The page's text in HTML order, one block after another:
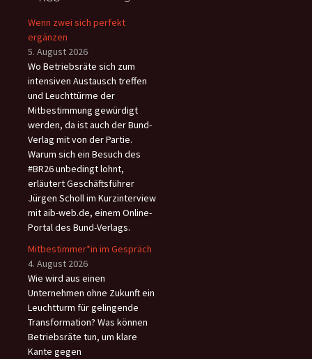
Wenn zwei sich perfekt
ergänzen
5. August 2026
Wo Betriebsräte sich zum
intensiven Austausch treffen
und Leuchttürme der
Mitbestimmung gewürdigt
werden, da ist auch der Bund-
Verlag mit von der Partie.
Warum sich ein Besuch des
#BR26 unbedingt lohnt,
erläutert Geschäftsführer
Jürgen Scholl im Kurzinterview
mit aib-web.de, einem Online-
Portal des Bund-Verlags.
Mitbestimmer*in im Gespräch
4. August 2026
Wie wird aus einen
Unternehmen ohne Zukunft ein
Leuchtturm für gelingende
Transformation? Was können
Betriebsräte tun, um klare
Kante gegen